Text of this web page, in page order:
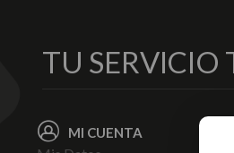
TU SERVICIO
MI CUENTA